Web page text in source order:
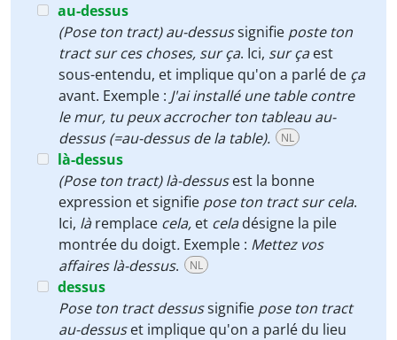
au-dessus
(Pose ton tract) au-dessussignifie poste ton
tract sur ces choses, sur ça. Ici, sur çaest
sous-entendu, et implique qu'on a parlé de ça
avant. Exemple : J'ai installé une table contre
le mur, tu peux accrocher ton tableau au-
dessus (=au-dessus de la table).
NL
là-dessus
(Pose ton tract) là-dessusest la bonne
expression et signifie pose ton tract sur cela.
Ici, làremplace cela, et celadésigne la pile
montrée du doigt. Exemple : Mettez vos
affaires là-dessus. NL
dessus
Pose ton tract dessussignifie pose ton tract
au-dessuset implique qu'on a parlé du lieu